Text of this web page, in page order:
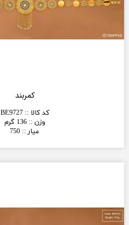
کمربند
کد کالا ::
BE9727
وزن :: 136 گرم
عیار ::
750